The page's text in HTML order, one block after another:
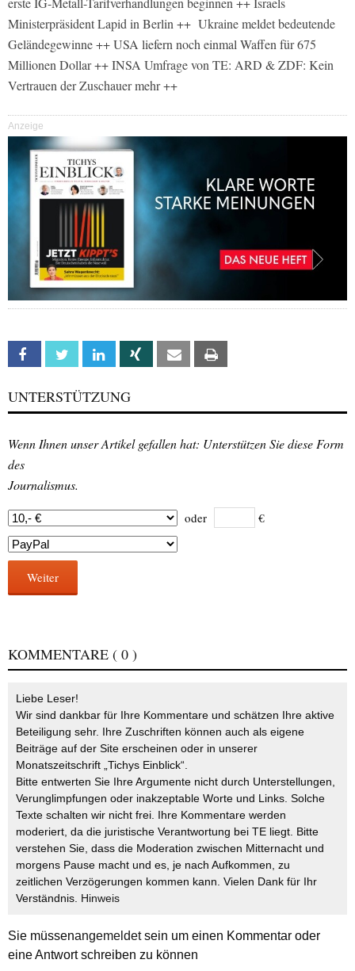
Ministerpräsident Lapid in Berlin ++ Ukraine meldet bedeutende
Geländegewinne ++ USA liefern noch einmal Waffen für 675
Millionen Dollar ++ INSA Umfrage von TE: ARD & ZDF: Kein
Vertrauen der Zuschauer mehr ++
Anzeige
Facebook Twitter Linkedin Xing Email
UNTERSTÜTZUNG
Wenn Ihnen unser Artikel gefallen hat: Unterstützen Sie diese Form
des
Journalismus.
oder €
Weiter
KOMMENTARE ( 0 )
Liebe Leser!
Wir sind dankbar für Ihre Kommentare und schätzen Ihre aktive
Beteiligung sehr. Ihre Zuschriften können auch als eigene
Beiträge auf der Site erscheinen oder in unserer
Monatszeitschrift „Tichys Einblick“.
Bitte entwerten Sie Ihre Argumente nicht durch Unterstellungen,
Verunglimpfungen oder inakzeptable Worte und Links. Solche
Texte schalten wir nicht frei. Ihre Kommentare werden
moderiert, da die juristische Verantwortung bei TE liegt. Bitte
verstehen Sie, dass die Moderation zwischen Mitternacht und
morgens Pause macht und es, je nach Aufkommen, zu
zeitlichen Verzögerungen kommen kann. Vielen Dank für Ihr
Verständnis. Hinweis
Sie müssenangemeldetsein um einen Kommentar oder
eine Antwort schreiben zu können